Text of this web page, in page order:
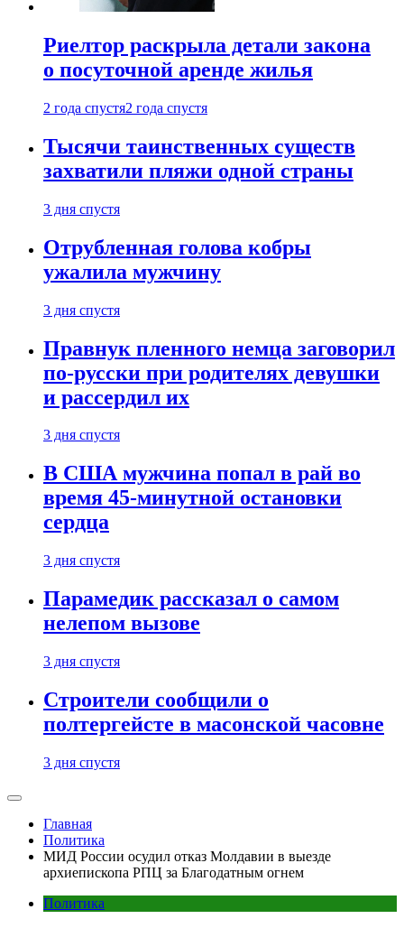
Риелтор раскрыла детали закона
о посуточной аренде жилья
2 года спустя2 года спустя
Тысячи таинственных существ
захватили пляжи одной страны
3 дня спустя
Отрубленная голова кобры
ужалила мужчину
3 дня спустя
Правнук пленного немца заговорил
по-русски при родителях девушки
и рассердил их
3 дня спустя
В США мужчина попал в рай во
время 45-минутной остановки
сердца
3 дня спустя
Парамедик рассказал о самом
нелепом вызове
3 дня спустя
Строители сообщили о
полтергейсте в масонской часовне
3 дня спустя
Главная
Политика
МИД России осудил отказ Молдавии в выезде
архиепископа РПЦ за Благодатным огнем
Политика